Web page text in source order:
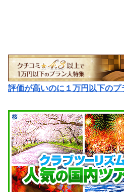
評価が高いのに１万円以下のプ